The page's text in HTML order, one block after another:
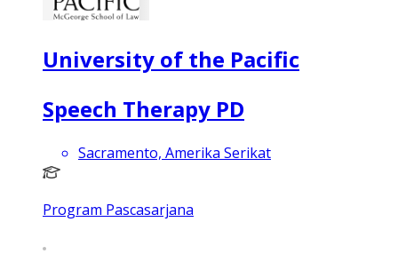
University of the Pacific
Speech Therapy PD
Sacramento, Amerika Serikat
Program Pascasarjana